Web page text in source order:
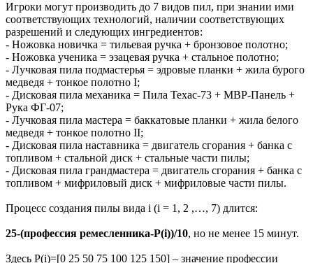
Игроки могут производить до 7 видов пил, при знании ими
соответствующих технологий, наличии соответствующих
разрешений и следующих ингредиентов:
- Ножовка новичка = тильевая ручка + бронзовое полотно;
- Ножовка ученика = эзацевая ручка + стальное полотно;
- Лучковая пила подмастерья = эдровые планки + жила бурого
медведя + тонкое полотно I;
- Дисковая пила механика = Пила Техас-73 + МВР-Панель +
Рука ФГ-07;
- Лучковая пила мастера = баккатовые планки + жила белого
медведя + тонкое полотно II;
- Дисковая пила наставника = двигатель сгорания + банка с
топливом + стальной диск + стальные части пилы;
- Дисковая пила грандмастера = двигатель сгорания + банка с
топливом + мифриловый диск + мифриловые части пилы.
Процесс создания пилы вида i (i = 1, 2 ,…, 7) длится:
25-(профессия ремесленника-Р(i))/10, но не менее 15 минут.
Здесь Р(i)=[0 25 50 75 100 125 150] – значение профессии